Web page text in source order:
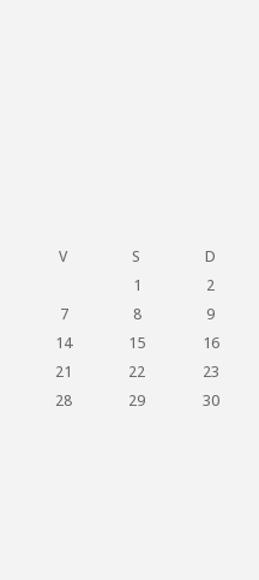
V S
D
1
2
7 8
9
14 15
16
21 22
23
28 29
30